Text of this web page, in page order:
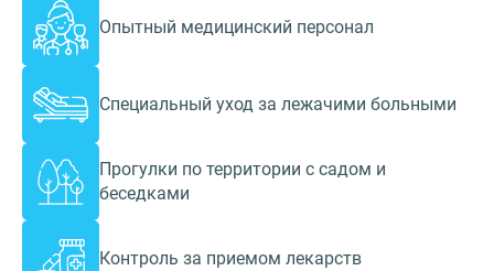
Опытный медицинский персонал
Специальный уход за лежачими больными
Прогулки по территории с садом и
беседками
Контроль за приемом лекарств